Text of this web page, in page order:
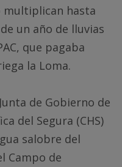
multiplican hasta
un año de lluvias
que pagaba
la Loma.
de Gobierno de
del Segura (CHS)
salobre del
Campo de